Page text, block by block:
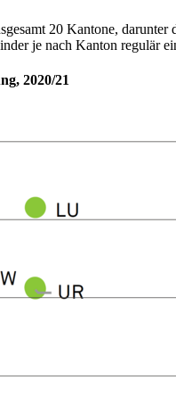
20 Kantone,
je nach Kanton regulär
2020/21